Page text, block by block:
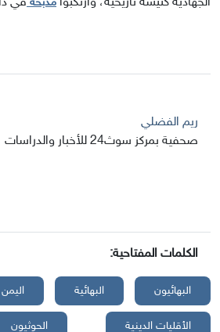
الجهادية كنيسة تاريخية، وارتكبوا مذبحة في
ريم الفضلي
صحفية بمركز سوث24 للأخبار والدراسات
الكلمات المفتاحية:
البهائيون البهائية اليمن
الأقليات الدينية الحوثيون